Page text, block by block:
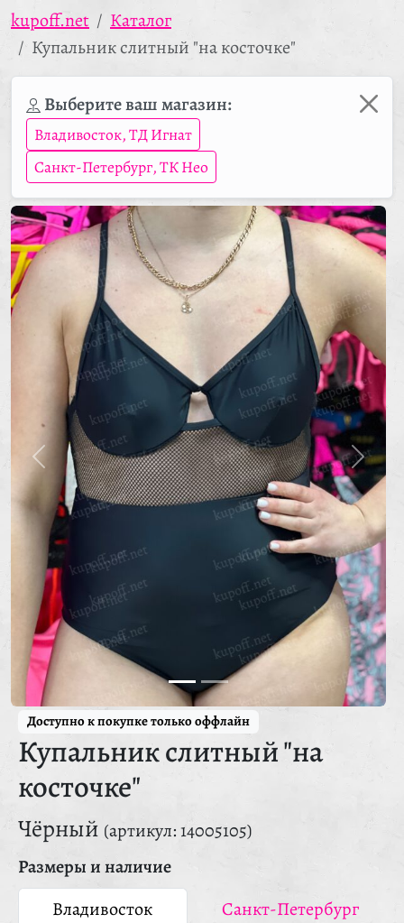
kupoff.net
Каталог
Купальник слитный "на косточке"
Выберите ваш магазин:
Владивосток, ТД Игнат
Санкт-Петербург, ТК Нео
Доступно к покупке только оффлайн
Купальник слитный "на
косточке"
Чёрный (артикул: 14005105)
Размеры и наличие
Владивосток
Санкт-Петербург